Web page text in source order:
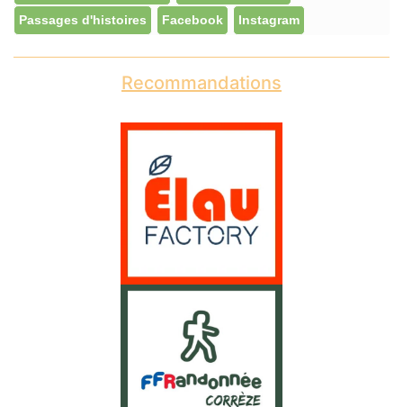
Passages d'histoires Facebook Instagram
Recommandations